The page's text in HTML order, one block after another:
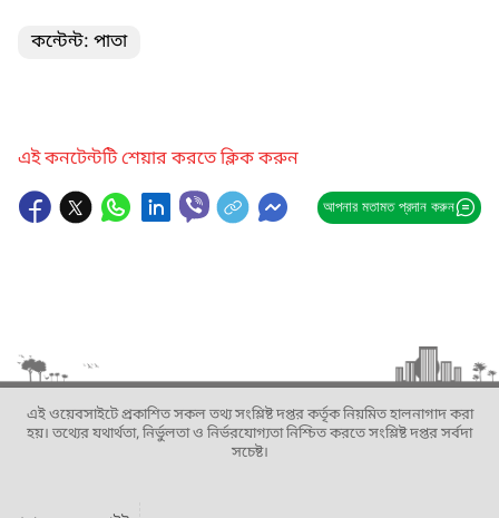
কন্টেন্ট: পাতা
এই কনটেন্টটি শেয়ার করতে ক্লিক করুন
আপনার মতামত প্রদান করুন
এই ওয়েবসাইটে প্রকাশিত সকল তথ্য সংশ্লিষ্ট দপ্তর কর্তৃক নিয়মিত হালনাগাদ করা
হয়। তথ্যের যথার্থতা, নির্ভুলতা ও নির্ভরযোগ্যতা নিশ্চিত করতে সংশ্লিষ্ট দপ্তর সর্বদা
সচেষ্ট।